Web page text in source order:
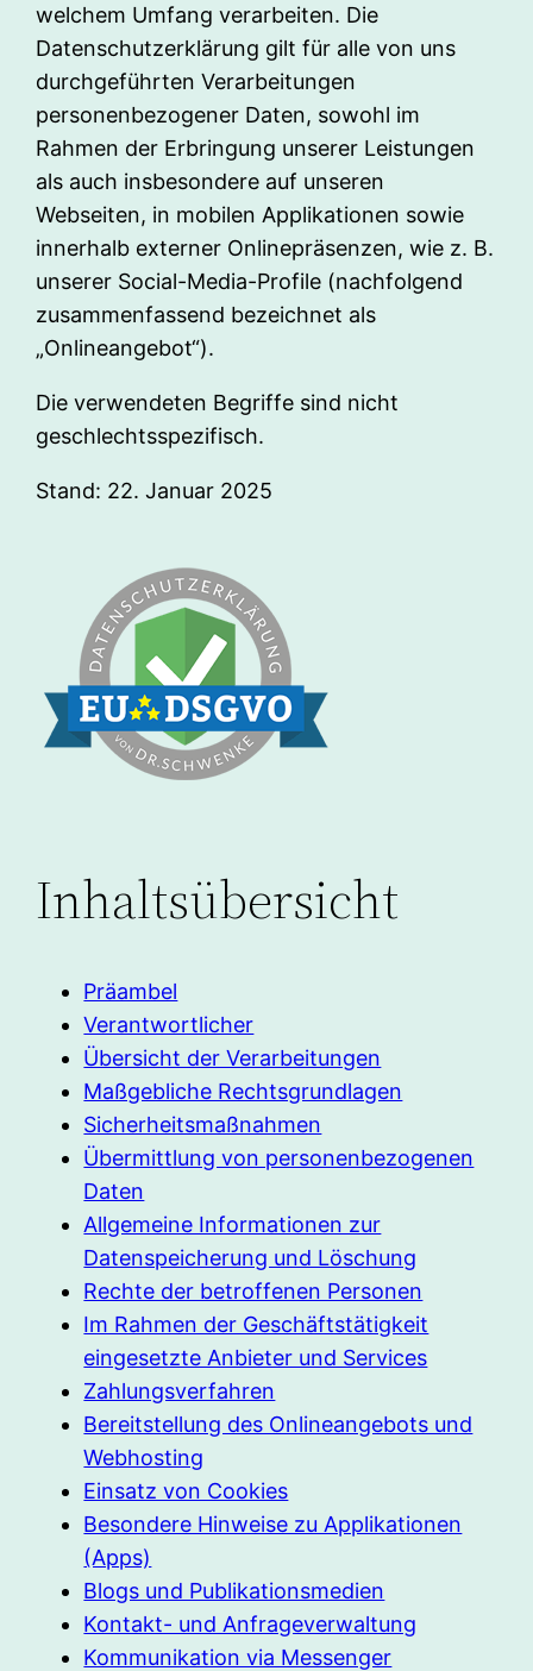
welchem Umfang verarbeiten. Die
Datenschutzerklärung gilt für alle von uns
durchgeführten Verarbeitungen
personenbezogener Daten, sowohl im
Rahmen der Erbringung unserer Leistungen
als auch insbesondere auf unseren
Webseiten, in mobilen Applikationen sowie
innerhalb externer Onlinepräsenzen, wie z. B.
unserer Social-Media-Profile (nachfolgend
zusammenfassend bezeichnet als
„Onlineangebot“).
Die verwendeten Begriffe sind nicht
geschlechtsspezifisch.
Stand: 22. Januar 2025
Inhaltsübersicht
Präambel
Verantwortlicher
Übersicht der Verarbeitungen
Maßgebliche Rechtsgrundlagen
Sicherheitsmaßnahmen
Übermittlung von personenbezogenen
Daten
Allgemeine Informationen zur
Datenspeicherung und Löschung
Rechte der betroffenen Personen
Im Rahmen der Geschäftstätigkeit
eingesetzte Anbieter und Services
Zahlungsverfahren
Bereitstellung des Onlineangebots und
Webhosting
Einsatz von Cookies
Besondere Hinweise zu Applikationen
(Apps)
Blogs und Publikationsmedien
Kontakt- und Anfrageverwaltung
Kommunikation via Messenger